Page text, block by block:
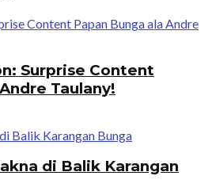
Surprise Content
Taulany!
di Balik Karangan